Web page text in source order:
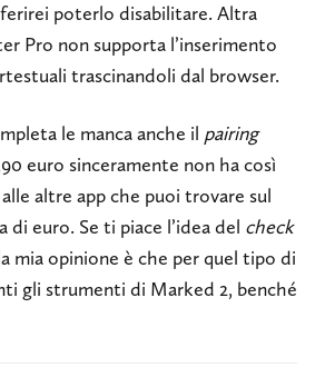
poterlo disabilitare. Altra
Pro non supporta l’inserimento
trascinandoli dal browser.
le manca anche il pairing
euro sinceramente non ha così
altre app che puoi trovare sul
di euro. Se ti piace l’idea del check
mia opinione è che per quel tipo di
gli strumenti di Marked 2, benché